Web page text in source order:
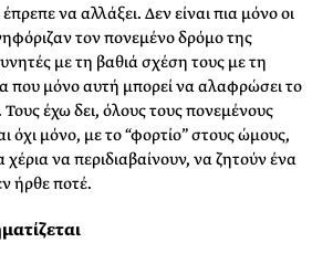
να αλλάξει. Δεν είναι πια μόνο οι
τον πονεμένο δρόμο της
με τη βαθιά σχέση τους με τη
που μόνο αυτή μπορεί να αλαφρώσει το
έχω δει, όλους τους πονεμένους
όχι μόνο, με το “φορτίο” στους ώμους,
χέρια να περιδιαβαίνουν, να ζητούν ένα
ήρθε ποτέ.